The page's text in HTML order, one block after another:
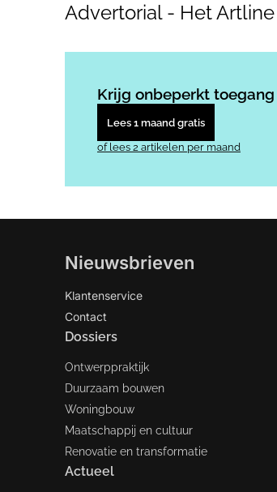
Advertorial - Het
Krijg onbeperkt
Lees 1 maand gratis
of lees 2 artikelen per maand
Nieuwsbrieven
Klantenservice
Contact
Dossiers
Ontwerppraktijk
Duurzaam bouwen
Woningbouw
Maatschappij en cultuur
Renovatie en transformatie
Actueel